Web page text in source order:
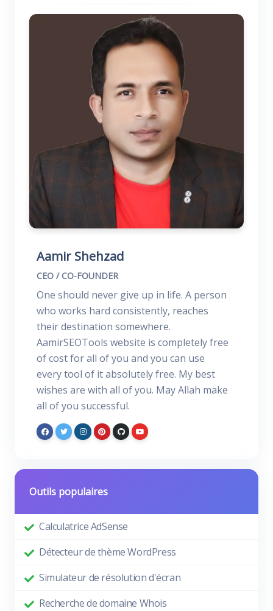
Aamir Shehzad
CEO / CO-FOUNDER
One should never give up in life. A person
who works hard consistently, reaches
their destination somewhere.
AamirSEOTools website is completely free
of cost for all of you and you can use
every tool of it absolutely free. My best
wishes are with all of you. May Allah make
all of you successful.
Outils populaires
Calculatrice AdSense
Détecteur de thème WordPress
Simulateur de résolution d'écran
Recherche de domaine Whois